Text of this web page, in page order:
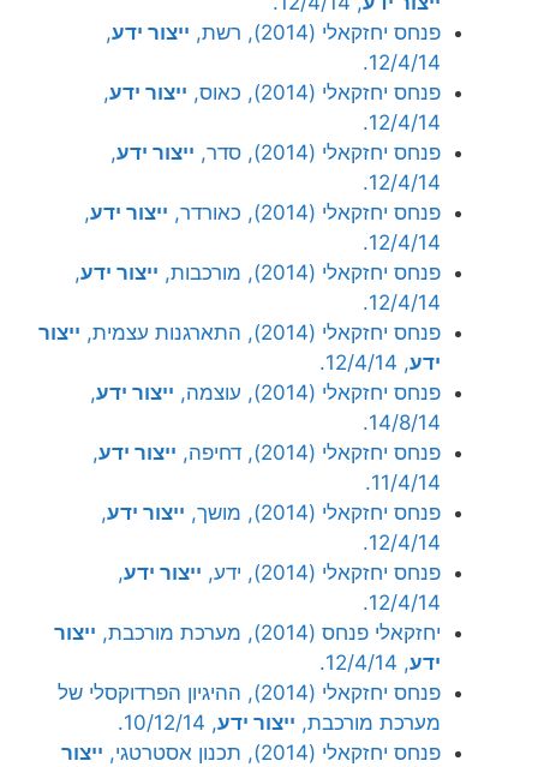
פנחס יחזקאלי (2014), רשת,
ייצור ידע,
12/4/14.
פנחס יחזקאלי (2014), כאוס,
ייצור ידע,
12/4/14.
פנחס יחזקאלי (2014), סדר,
ייצור ידע,
12/4/14.
פנחס יחזקאלי (2014), כאורדר,
ייצור ידע,
12/4/14.
פנחס יחזקאלי (2014), מורכבות,
ייצור ידע,
12/4/14.
פנחס יחזקאלי (2014), התארגנות עצמית,
ייצור
ידע, 12/4/14.
פנחס יחזקאלי (2014), עוצמה,
ייצור ידע,
14/8/14.
פנחס יחזקאלי (2014), דחיפה,
ייצור ידע,
11/4/14.
פנחס יחזקאלי (2014), מושך,
ייצור ידע,
12/4/14.
פנחס יחזקאלי (2014), ידע,
ייצור ידע,
12/4/14.
יחזקאלי פנחס (2014), מערכת מורכבת,
ייצור
ידע, 12/4/14.
פנחס יחזקאלי (2014), ההיגיון הפרדוקסלי של
מערכת מורכבת, ייצור ידע, 10/12/14.
פנחס יחזקאלי (2014), תכנון אסטרטגי,
ייצור